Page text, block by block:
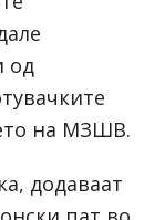
од
на МЗШВ.
додаваат